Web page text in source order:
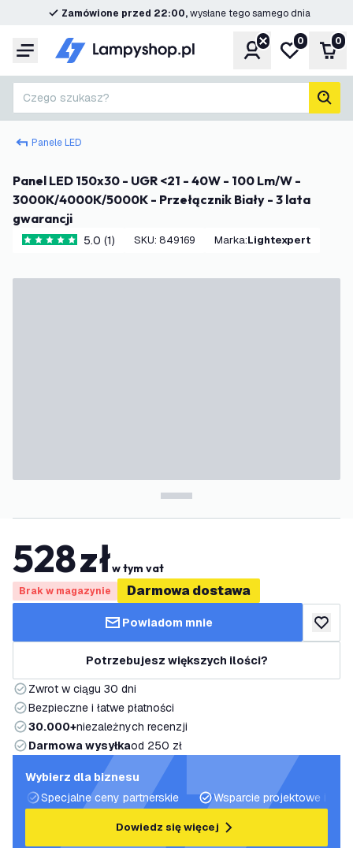
Zamówione przed 22:00,wysłane tego samego dnia
Menu KontoMoja lista
0 0
Czego szukasz?
Panele LED
Panel LED 150x30 - UGR <21 - 40W - 100 Lm/W -
3000K/4000K/5000K - Przełącznik Biały - 3 lata
gwarancji
5 Gwiazdki oceny
5.0 (1) SKU: 849169 Marka: Lightexpert
528złw tym vat
Brak w magazynie Darmowa dostawa
Powiadom mnie dodaj
Potrzebujesz większych ilości?
Zwrot w ciągu 30 dni
Bezpieczne i łatwe płatności
30.000+niezależnych recenzji
Darmowa wysyłkaod 250 zł
Wybierz dla biznesu
Specjalne ceny partnerskie
Wsparcie projektowe i
Dowiedz się więcej